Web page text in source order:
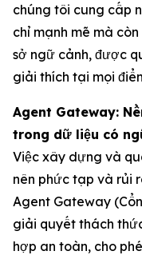
chúng tôi cung cấp
chỉ mạnh mẽ mà
sở ngữ cảnh, được
giải thích tại mọi
Agent Gateway:
trong dữ liệu có
Việc xây dựng và
nên phức tạp và rủi
Agent Gateway
giải quyết thách
hợp an toàn, cho